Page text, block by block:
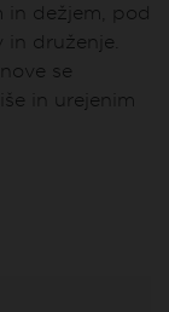
in dežjem, pod
druženje.
se
in urejenim